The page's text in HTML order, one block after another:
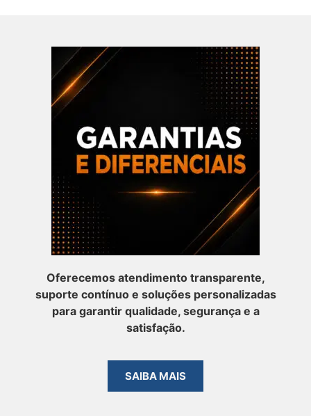
Oferecemos atendimento transparente,
suporte contínuo e soluções personalizadas
para garantir qualidade, segurança e a
satisfação.
SAIBA MAIS